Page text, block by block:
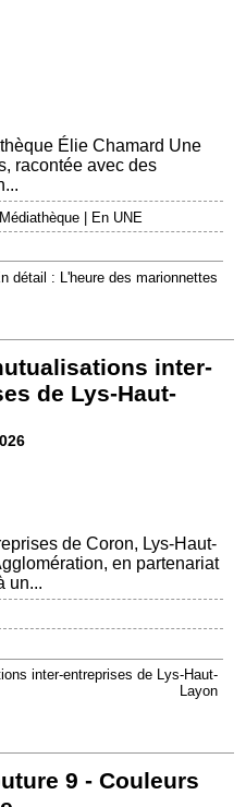
Élie Chamard Une
racontée avec des
| En UNE
détail : L'heure des marionnettes
inter-
de Lys-Haut-
de Coron, Lys-Haut-
en partenariat
un...
inter-entreprises de Lys-Haut-
Layon
9 - Couleurs